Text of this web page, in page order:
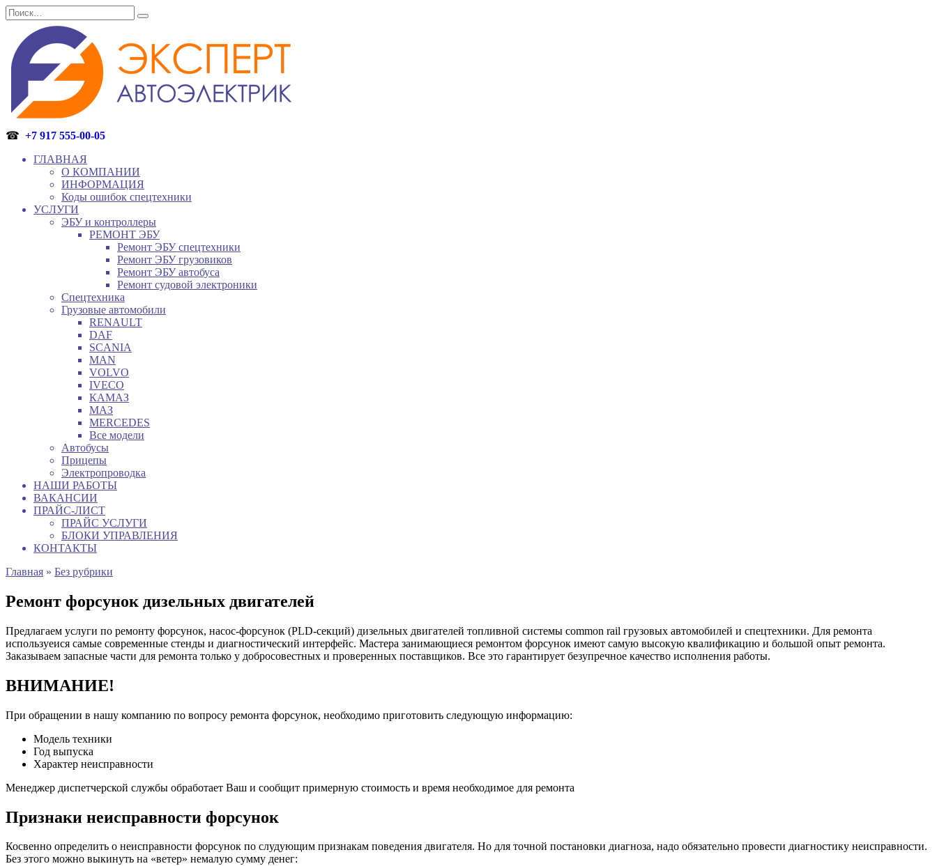
Перейти
к
содержанию
Search
for:
☎ +7 917 555-00-05
ГЛАВНАЯ
О КОМПАНИИ
ИНФОРМАЦИЯ
Коды ошибок спецтехники
УСЛУГИ
ЭБУ и контроллеры
РЕМОНТ ЭБУ
Ремонт ЭБУ спецтехники
Ремонт ЭБУ грузовиков
Ремонт ЭБУ автобуса
Ремонт судовой электроники
Спецтехника
Грузовые автомобили
RENAULT
DAF
SCANIA
MAN
VOLVO
IVECO
КАМАЗ
МАЗ
MERCEDES
Все модели
Автобусы
Прицепы
Электропроводка
НАШИ РАБОТЫ
ВАКАНСИИ
ПРАЙС-ЛИСТ
ПРАЙС УСЛУГИ
БЛОКИ УПРАВЛЕНИЯ
КОНТАКТЫ
Главная » Без рубрики
Ремонт форсунок дизельных двигателей
Предлагаем услуги по ремонту форсунок, насос-форсунок (PLD-секций) дизельных двигателей топливной системы common rail грузовых автомобилей и спецтехники. Для ремонта
используеися самые современные стенды и диагностический интерфейс. Мастера занимающиеся ремонтом форсунок имеют самую высокую квалификацию и большой опыт ремонта.
Заказываем запасные части для ремонта только у добросовестных и проверенных поставщиков. Все это гарантирует безупречное качество исполнения работы.
ВНИМАНИЕ!
При обращении в нашу компанию по вопросу ремонта форсунок, необходимо приготовить следующую информацию:
Модель техники
Год выпуска
Характер неисправности
Менеджер диспетчерской службы обработает Ваш и сообщит примерную стоимость и время необходимое для ремонта
Признаки неисправности форсунок
Косвенно определить о неисправности форсунок по слудующим признакам поведения двигателя. Но для точной постановки диагноза, надо обязательно провести диагностику неисправности.
Без этого можно выкинуть на «ветер» немалую сумму денег: